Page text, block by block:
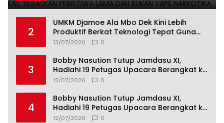
2
UMKM Djamoe Ala Mbo Dek Kini Lebih
Produktif Berkat Teknologi Tepat Guna
dari Universitas Dhyana Pura
13/07/2026 0
3
Bobby Nasution Tutup Jamdasu XI,
Hadiahi 19 Petugas Upacara Berangkat ke
Jamnas 2026
12/07/2026 0
4
Bobby Nasution Tutup Jamdasu XI,
Hadiahi 19 Petugas Upacara Berangkat ke
Jamnas 2026
12/07/2026 0